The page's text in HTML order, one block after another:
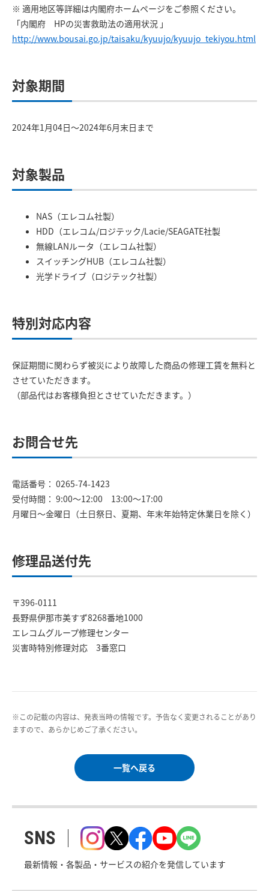
※ 適用地区等詳細は内閣府ホームページをご参照ください。
「内閣府 HPの災害救助法の適用状況 」
http://www.bousai.go.jp/taisaku/kyuujo/kyuujo_tekiyou.html
対象期間
2024年1月04日～2024年6月末日まで
対象製品
NAS（エレコム社製）
HDD（エレコム/ロジテック/Lacie/SEAGATE社製
無線LANルータ（エレコム社製）
スイッチングHUB（エレコム社製）
光学ドライブ（ロジテック社製）
特別対応内容
保証期間に関わらず被災により故障した商品の修理工賃を無料と
させていただきます。
（部品代はお客様負担とさせていただきます。）
お問合せ先
電話番号： 0265-74-1423
受付時間： 9:00～12:00 13:00～17:00
月曜日～金曜日（土日祭日、夏期、年末年始特定休業日を除く）
修理品送付先
〒396-0111
長野県伊那市美すず8268番地1000
エレコムグループ修理センター
災害時特別修理対応 3番窓口
※この記載の内容は、発表当時の情報です。予告なく変更されることがあり
ますので、あらかじめご了承ください。
一覧へ戻る
SNS
最新情報・各製品・サービスの紹介を発信しています